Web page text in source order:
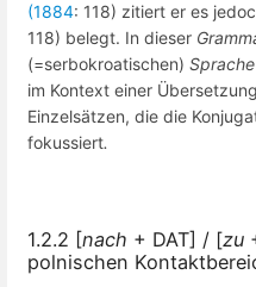
(1884: 118) zitiert er es
118) belegt. In dieser
(=serbokroatischen) Sprache
im Kontext einer
Einzelsätzen, die die
fokussiert.
1.2.2 [nach + DAT] / [zu
polnischen